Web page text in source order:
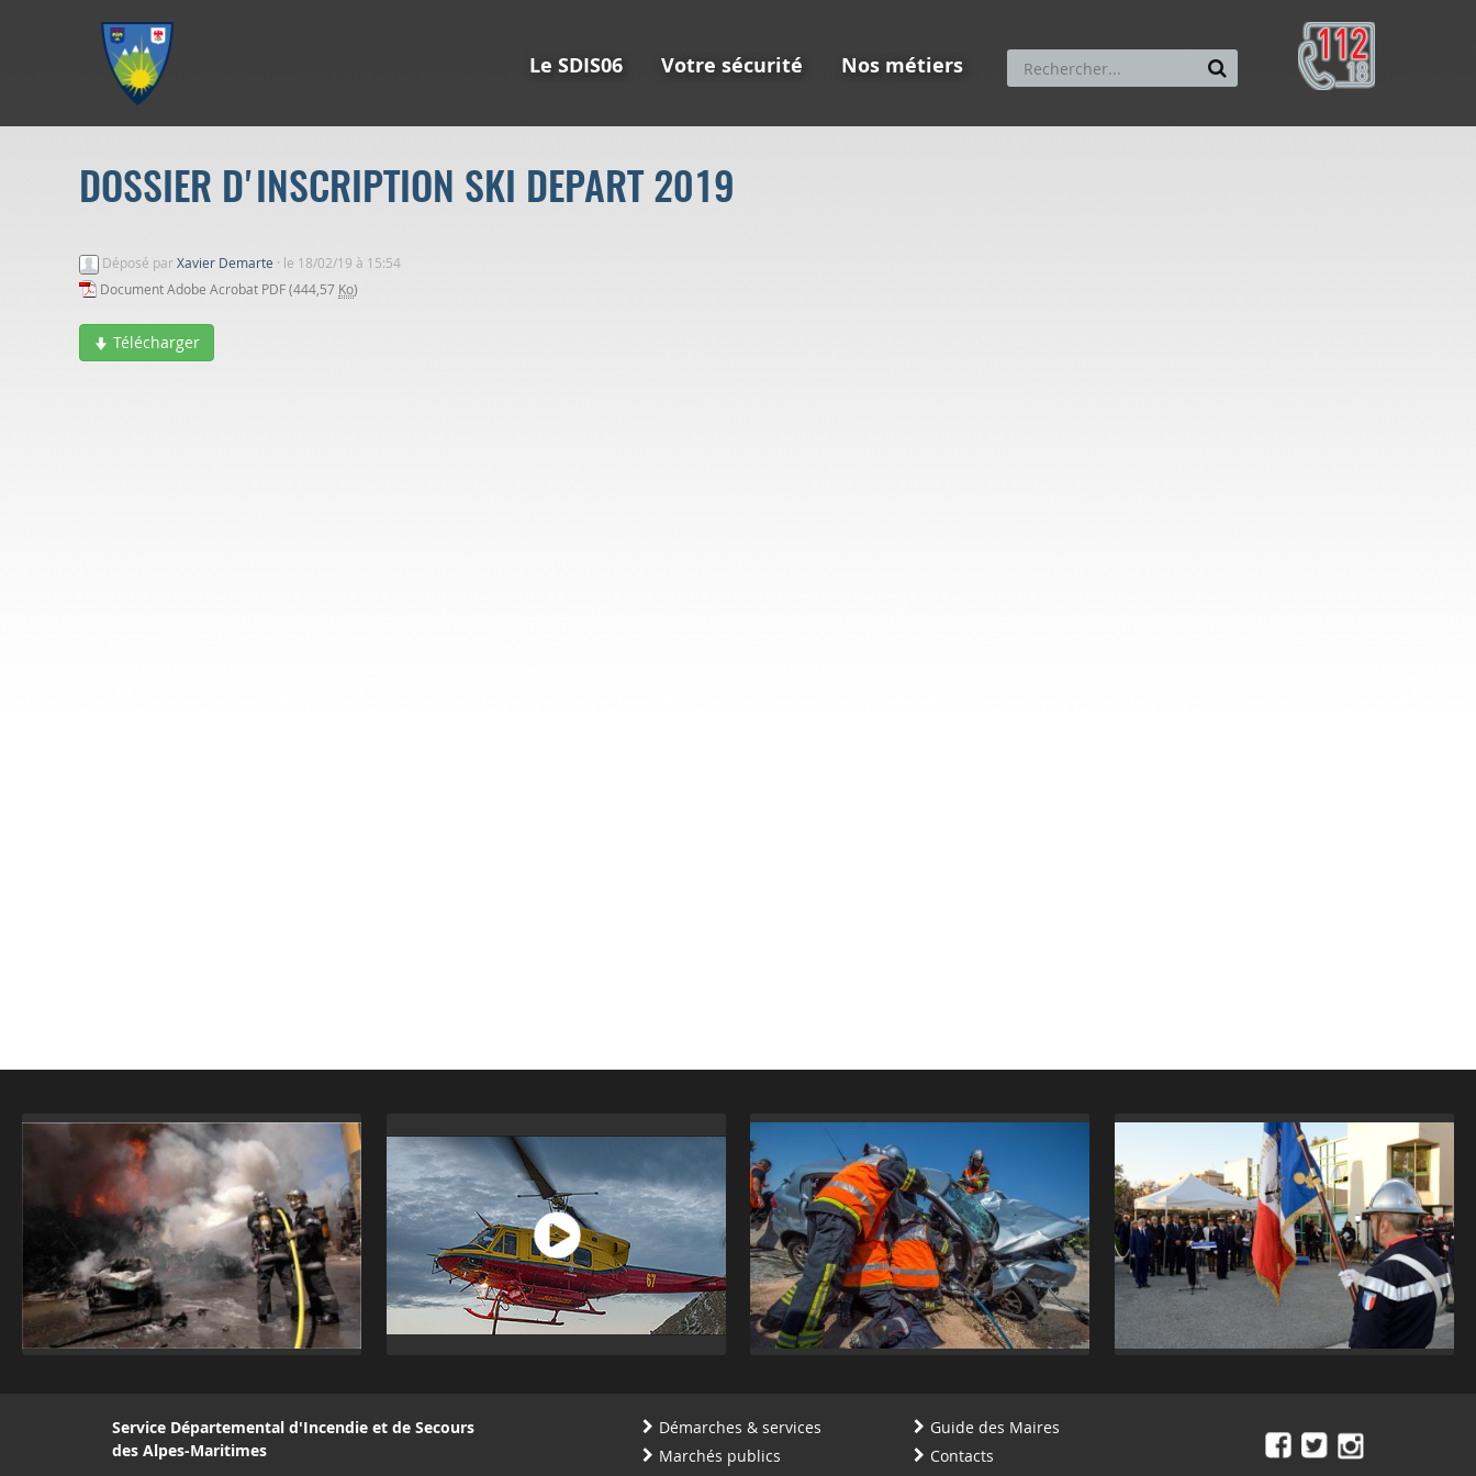
Le SDIS06 Votre sécurité Nos métiers
DOSSIER D'INSCRIPTION SKI DEPART 2019
Déposé parXavier Demarte · le 18/02/19 à 15:54
Document Adobe Acrobat PDF (444,57 Ko)
Télécharger
Service Départemental d'Incendie et de Secours
des Alpes-Maritimes
Démarches & services
Marchés publics
Guide des Maires
Contacts